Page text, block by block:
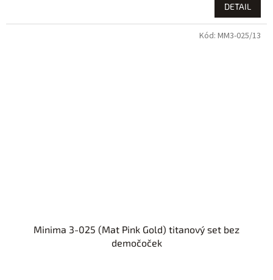
DETAIL
Minima 3-025 (Mat Pink Gold) titanový set bez
demočoček
Kód: MM3-025/13